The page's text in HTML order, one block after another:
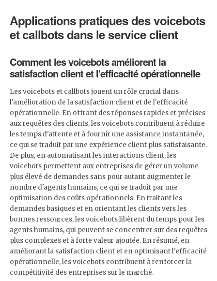
Applications pratiques des voicebots
et callbots dans le service client
Comment les voicebots améliorent la
satisfaction client et l'efficacité opérationnelle
Les voicebots et callbots jouent un rôle crucial dans
l'amélioration de la satisfaction client et de l'efficacité
opérationnelle. En offrant des réponses rapides et précises
aux requêtes des clients, les voicebots contribuent à réduire
les temps d'attente et à fournir une assistance instantanée,
ce qui se traduit par une expérience client plus satisfaisante.
De plus, en automatisant les interactions client, les
voicebots permettent aux entreprises de gérer un volume
plus élevé de demandes sans pour autant augmenter le
nombre d'agents humains, ce qui se traduit par une
optimisation des coûts opérationnels. En traitant les
demandes basiques et en orientant les clients vers les
bonnes ressources, les voicebots libèrent du temps pour les
agents humains, qui peuvent se concentrer sur des requêtes
plus complexes et à forte valeur ajoutée. En résumé, en
améliorant la satisfaction client et en optimisant l'efficacité
opérationnelle, les voicebots contribuent à renforcer la
compétitivité des entreprises sur le marché.